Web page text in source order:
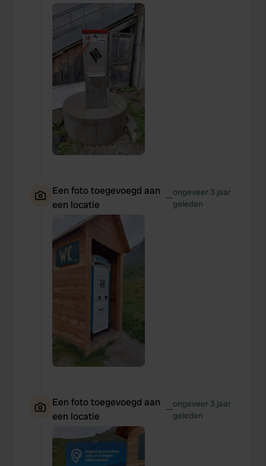
Een foto toegevoegd aan
een locatie
—ongeveer 3 jaar
geleden
Een foto toegevoegd aan
een locatie
—ongeveer 3 jaar
geleden